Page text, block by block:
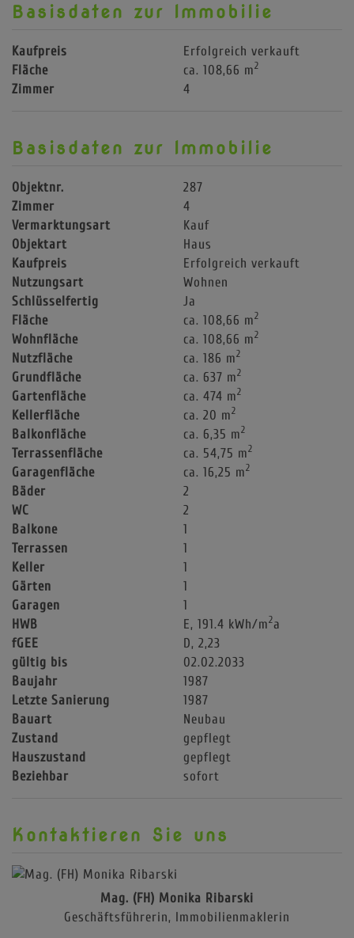
Basisdaten zur Immobilie
Kaufpreis
Erfolgreich verkauft
Fläche
ca. 108,66 m2
Zimmer 4
Basisdaten zur Immobilie
Objektnr.
287
Zimmer
4
Vermarktungsart
Kauf
Objektart
Haus
Kaufpreis
Erfolgreich verkauft
Nutzungsart
Wohnen
Schlüsselfertig
Ja
Fläche
ca. 108,66 m2
Wohnfläche ca. 108,66 m2
Nutzfläche ca. 186 m2
Grundfläche ca. 637 m2
Gartenfläche ca. 474 m2
Kellerfläche ca. 20 m2
Balkonfläche ca. 6,35 m2
Terrassenfläche ca. 54,75 m2
Garagenfläche ca. 16,25 m2
Bäder
2
WC
2
Balkone
1
Terrassen
1
Keller
1
Gärten
1
Garagen
1
HWB
E, 191.4 kWh/m2a
fGEE
D, 2,23
gültig bis
02.02.2033
Baujahr
1987
Letzte Sanierung
1987
Bauart
Neubau
Zustand
gepflegt
Hauszustand
gepflegt
Beziehbar
sofort
Kontaktieren Sie uns
Mag. (FH) Monika Ribarski
Geschäftsführerin, Immobilienmaklerin